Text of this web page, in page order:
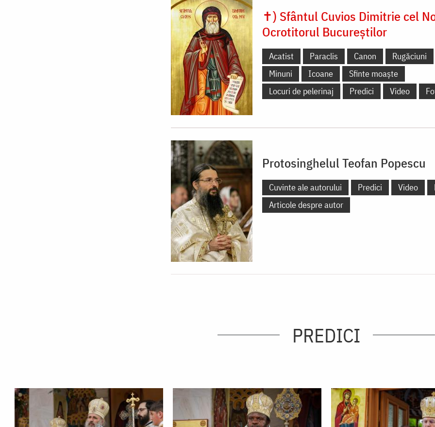
✝) Sfântul Cuvios Dimitrie cel
Ocrotitorul Bucureștilor
Acatist Paraclis Canon Rugăciuni
Minuni
Icoane
Sfinte moaște
Locuri de pelerinaj
Predici Video
Protosinghelul Teofan Popescu
Cuvinte ale autorului Predici Video
Articole despre autor
PREDICI